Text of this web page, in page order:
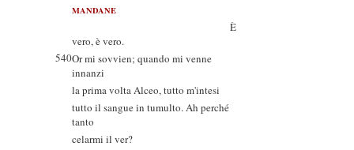
MANDANE
È
vero, è vero.
540Or mi sovvien; quando mi venne
innanzi
la prima volta Alceo, tutto m'intesi
tutto il sangue in tumulto. Ah perché
tanto
celarmi il ver?